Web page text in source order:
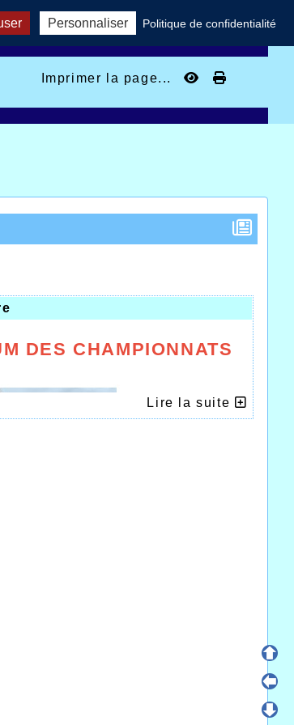
Imprimer la page...
DES CHAMPIONNATS
Lire la suite
Personnaliser Politique de confidentialité